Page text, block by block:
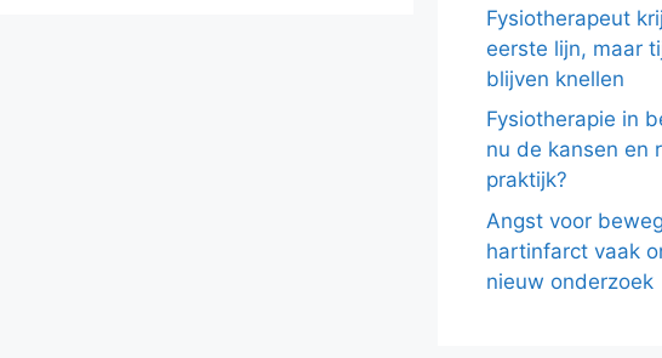
Fysiotherapeut
eerste lijn, maar
blijven knellen
Fysiotherapie in
nu de kansen en
praktijk?
Angst voor
hartinfarct vaak
nieuw onderzoek